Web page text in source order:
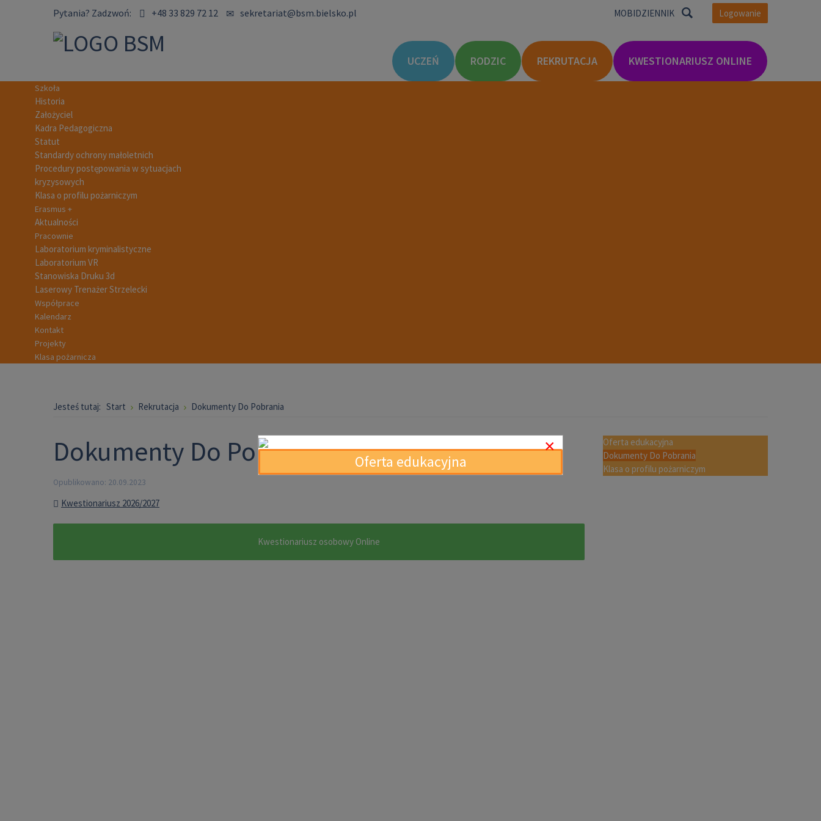
Pytania? Zadzwoń: +48 33 829 72 12 sekretariat@bsm.bielsko.pl Logowanie
MOBIDZIENNIK
UCZEŃ RODZIC REKRUTACJA KWESTIONARIUSZ ONLINE
Szkoła
Historia
Założyciel
Kadra Pedagogiczna
Statut
Standardy ochrony małoletnich
Procedury postępowania w sytuacjach
kryzysowych
Klasa o profilu pożarniczym
Erasmus +
Aktualności
Pracownie
Laboratorium kryminalistyczne
Laboratorium VR
Stanowiska Druku 3d
Laserowy Trenażer Strzelecki
Współprace
Kalendarz
Kontakt
Projekty
Klasa pożarnicza
Jesteś tutaj: Start Rekrutacja Dokumenty Do Pobrania
Dokumenty Do Pobrania
Opublikowano: 20.09.2023
Kwestionariusz 2026/2027
Kwestionariusz osobowy Online
Oferta edukacyjna
Dokumenty Do Pobrania
Klasa o profilu pożarniczym
×
Oferta edukacyjna